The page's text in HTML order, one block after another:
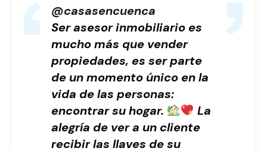
@casasencuenca
Ser asesor inmobiliario es
mucho más que vender
propiedades, es ser parte
de un momento único en la
vida de las personas:
encontrar su hogar.
La
alegría de ver a un cliente
recibir las llaves de su